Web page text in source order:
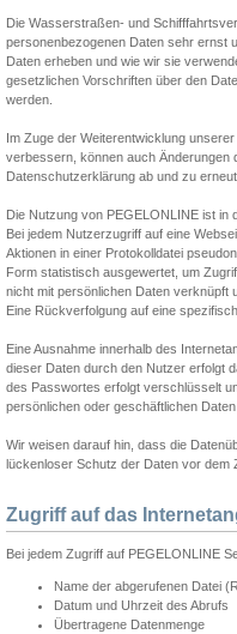
Die Wasserstraßen- und
personenbezogenen Daten sehr ernst
Daten erheben und wie wir sie
gesetzlichen Vorschriften über den
werden.
Im Zuge der Weiterentwicklung
verbessern, können auch Änderungen
Datenschutzerklärung ab und zu
Die Nutzung von PEGELONLINE ist in
Bei jedem Nutzerzugriff auf eine
Aktionen in einer Protokolldatei
Form statistisch ausgewertet, um
nicht mit persönlichen Daten verknüpft
Eine Rückverfolgung auf eine
Eine Ausnahme innerhalb des
dieser Daten durch den Nutzer erfolgt
des Passwortes erfolgt verschlüsselt
persönlichen oder geschäftlichen
Wir weisen darauf hin, dass die
lückenloser Schutz der Daten vor dem
Zugriff auf das
Bei jedem Zugriff auf PEGELONLINE
Name der abgerufenen Datei
Datum und Uhrzeit des Abrufs
Übertragene Datenmenge